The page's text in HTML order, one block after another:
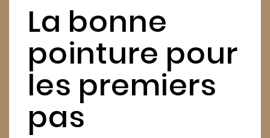
La bonne
pointure pour
les premiers
pas